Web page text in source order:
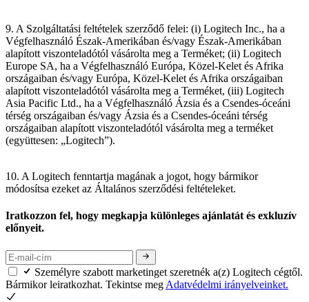
9. A Szolgáltatási feltételek szerződő felei: (i) Logitech Inc., ha a
Végfelhasználó Észak-Amerikában és/vagy Észak-Amerikában
alapított viszonteladótól vásárolta meg a Terméket; (ii) Logitech
Europe SA, ha a Végfelhasználó Európa, Közel-Kelet és Afrika
országaiban és/vagy Európa, Közel-Kelet és Afrika országaiban
alapított viszonteladótól vásárolta meg a Terméket, (iii) Logitech
Asia Pacific Ltd., ha a Végfelhasználó Ázsia és a Csendes-óceáni
térség országaiban és/vagy Ázsia és a Csendes-óceáni térség
országaiban alapított viszonteladótól vásárolta meg a terméket
(együttesen: „Logitech”).
10. A Logitech fenntartja magának a jogot, hogy bármikor
módosítsa ezeket az Általános szerződési feltételeket.
Iratkozzon fel, hogy megkapja különleges ajánlatát és exkluzív
előnyeit.
Személyre szabott marketinget szeretnék a(z) Logitech cégtől.
Bármikor leiratkozhat. Tekintse meg Adatvédelmi irányelveinket.